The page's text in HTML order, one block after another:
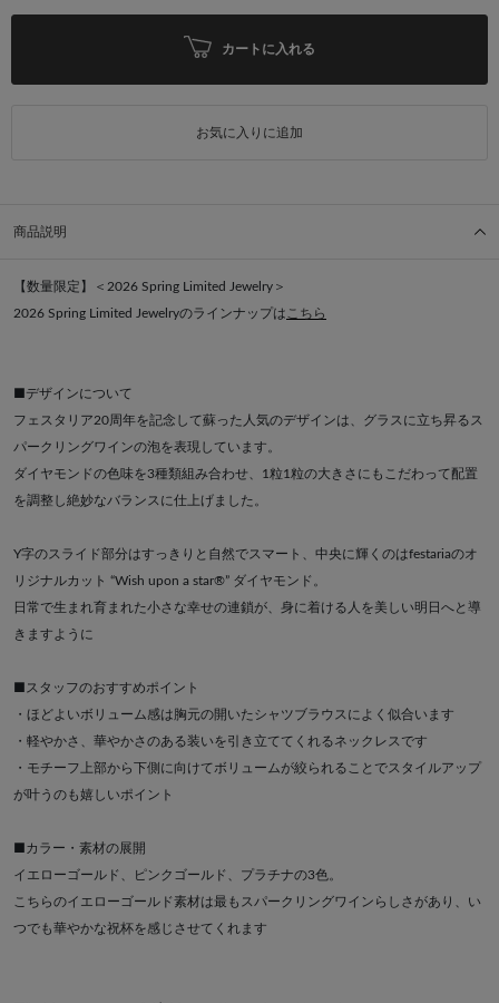
カートに入れる
お気に入りに追加
商品説明
【数量限定】＜2026 Spring Limited Jewelry＞
2026 Spring Limited Jewelryのラインナップは こちら
■デザインについて
フェスタリア20周年を記念して蘇った人気のデザインは、グラスに立ち昇るス
パークリングワインの泡を表現しています。
ダイヤモンドの色味を3種類組み合わせ、1粒1粒の大きさにもこだわって配置
を調整し絶妙なバランスに仕上げました。
Y字のスライド部分はすっきりと自然でスマート、中央に輝くのはfestariaのオ
リジナルカット “Wish upon a star®” ダイヤモンド。
日常で生まれ育まれた小さな幸せの連鎖が、身に着ける人を美しい明日へと導
きますように
■スタッフのおすすめポイント
・ほどよいボリューム感は胸元の開いたシャツブラウスによく似合います
・軽やかさ、華やかさのある装いを引き立ててくれるネックレスです
・モチーフ上部から下側に向けてボリュームが絞られることでスタイルアップ
が叶うのも嬉しいポイント
■カラー・素材の展開
イエローゴールド、ピンクゴールド、プラチナの3色。
こちらのイエローゴールド素材は最もスパークリングワインらしさがあり、い
つでも華やかな祝杯を感じさせてくれます